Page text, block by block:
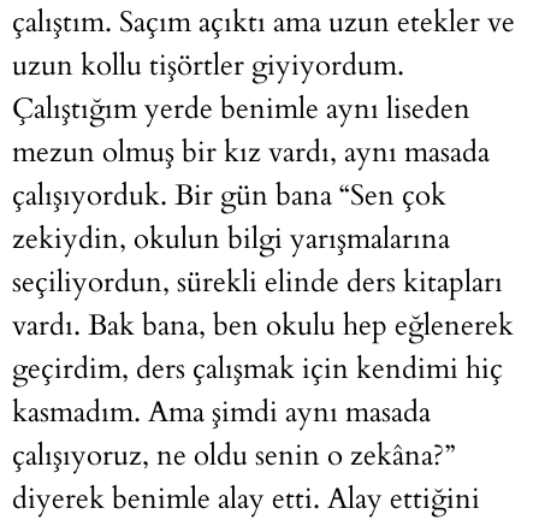
çalıştım. Saçım açıktı ama uzun etekler ve
uzun kollu tişörtler giyiyordum.
Çalıştığım yerde benimle aynı liseden
mezun olmuş bir kız vardı, aynı masada
çalışıyorduk. Bir gün bana “Sen çok
zekiydin, okulun bilgi yarışmalarına
seçiliyordun, sürekli elinde ders kitapları
vardı. Bak bana, ben okulu hep eğlenerek
geçirdim, ders çalışmak için kendimi hiç
kasmadım. Ama şimdi aynı masada
çalışıyoruz, ne oldu senin o zekâna?”
diyerek benimle alay etti. Alay ettiğini